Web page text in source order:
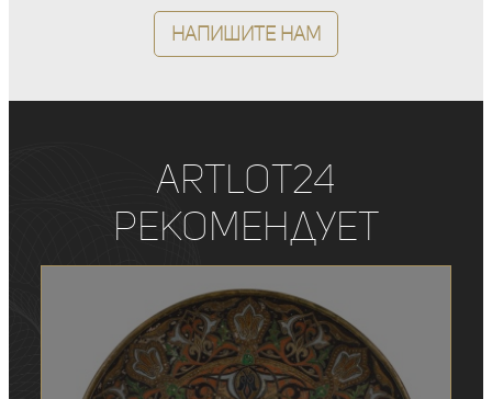
Напишите нам
ArtLot24
рекомендует